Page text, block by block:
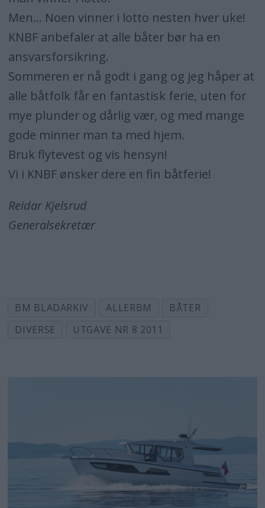
Men… Noen vinner i lotto nesten hver uke!
KNBF anbefaler at alle båter bør ha en
ansvarsforsikring.
Sommeren er nå godt i gang og jeg håper at
alle båtfolk får en fantastisk ferie, uten for
mye plunder og dårlig vær, og med mange
gode minner man ta med hjem.
Bruk flytevest og vis hensyn!
Vi i KNBF ønsker dere en fin båtferie!
Reidar Kjelsrud
Generalsekretær
BM BLADARKIV ALLERBM
BÅTER
DIVERSE
UTGAVE NR 8 2011